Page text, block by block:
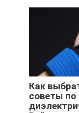
Как
советы по